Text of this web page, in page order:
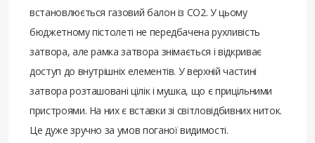
встановлюється газовий балон із CO2. У цьому
бюджетному пістолеті не передбачена рухливість
затвора, але рамка затвора знімається і відкриває
доступ до внутрішніх елементів. У верхній частині
затвора розташовані цілік і мушка, що є прицільними
пристроями. На них є вставки зі світловідбивних ниток.
Це дуже зручно за умов поганої видимості.